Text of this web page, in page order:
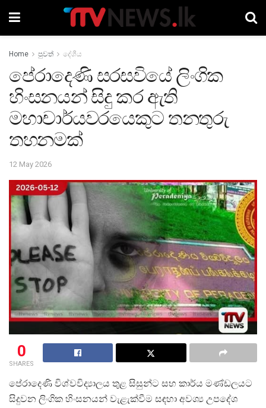
Home පුවත් දේශීය
පේරාදෙණි සරසවියේ ලිංගික
හිංසනයන් සිදු කර ඇති
මහාචාර්යවරයෙකුට තනතුරු
තහනමක්
12 May 2026
0
SHARES
පේරාදෙණි විශ්වවිද්යාලය තුළ සිසුන්ට සහ කාර්ය මණ්ඩලයට
සිදුවන ලිංගික හිංසනයන් වැළැක්වීම සඳහා අවශ් ය උපදේශ